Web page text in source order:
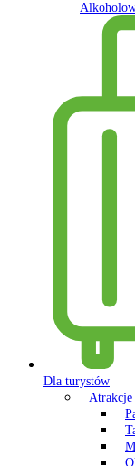
Dla turystów
Atrakcje